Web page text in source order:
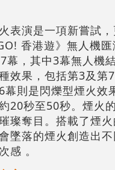
表演是一項新嘗試
香港遊》無人機匯
幕，其中3幕無人機
效果，包括第3及第
幕則是閃爍型煙火效
20秒至50秒。煙火
璨奪目。搭載了煙
墜落的煙火創造出
感 。